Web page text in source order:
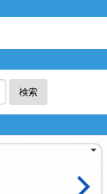
検索